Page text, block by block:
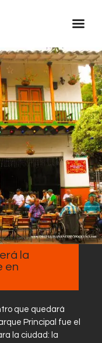
la
en
que quedará
Principal fue el
la ciudad: la